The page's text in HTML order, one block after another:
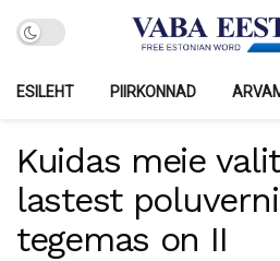
ESILEHT PIIRKONNAD
Kuidas meie
lastest
tegemas on II